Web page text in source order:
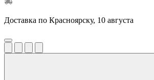
Доставка по Красноярску, 10 августа